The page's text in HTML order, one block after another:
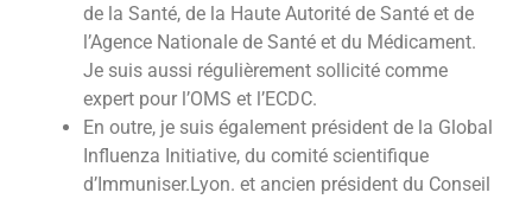
de la Santé, de la Haute Autorité de Santé et de
l’Agence Nationale de Santé et du Médicament.
Je suis aussi régulièrement sollicité comme
expert pour l’OMS et l’ECDC.
En outre, je suis également président de la Global
Influenza Initiative, du comité scientifique
d’Immuniser.Lyon. et ancien président du Conseil